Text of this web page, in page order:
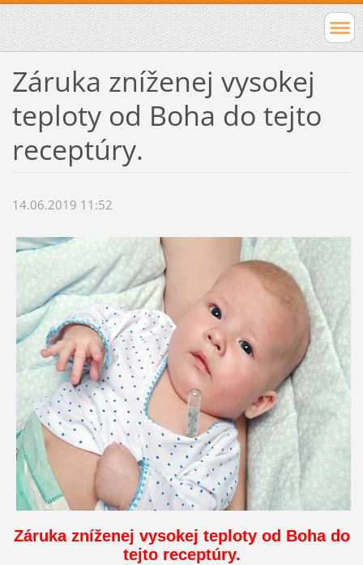
Záruka zníženej vysokej
teploty od Boha do tejto
receptúry.
14.06.2019 11:52
Záruka zníženej vysokej teploty od Boha do
tejto receptúry.